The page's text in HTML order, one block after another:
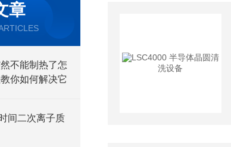
章
不能制热了怎
你如何解决它
间二次离子质